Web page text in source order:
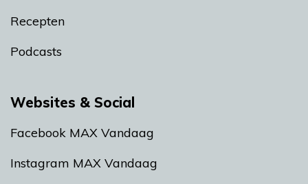
Recepten
Podcasts
Websites & Social
Facebook MAX Vandaag
Instagram MAX Vandaag